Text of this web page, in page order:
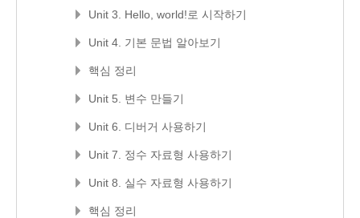
Unit 3. Hello, world!로 시작하기
Unit 4. 기본 문법 알아보기
핵심 정리
Unit 5. 변수 만들기
Unit 6. 디버거 사용하기
Unit 7. 정수 자료형 사용하기
Unit 8. 실수 자료형 사용하기
핵심 정리